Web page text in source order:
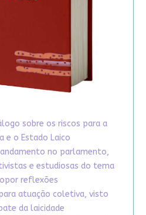
sobre os riscos para a
e o Estado Laico
no parlamento,
e estudiosas do tema
reflexões
atuação coletiva, visto
da laicidade